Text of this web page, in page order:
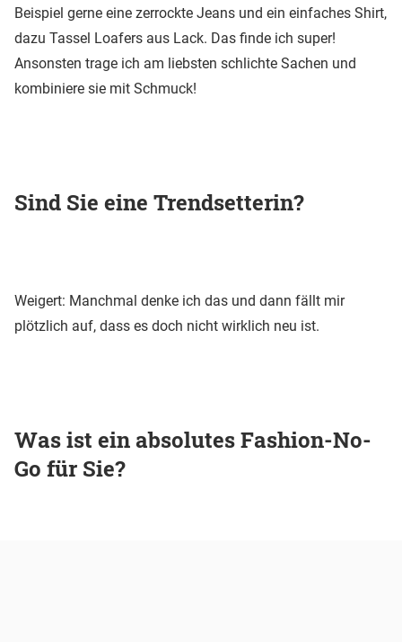
Beispiel gerne eine zerrockte Jeans und ein einfaches Shirt,
dazu Tassel Loafers aus Lack. Das finde ich super!
Ansonsten trage ich am liebsten schlichte Sachen und
kombiniere sie mit Schmuck!
Sind Sie eine Trendsetterin?
Weigert: Manchmal denke ich das und dann fällt mir
plötzlich auf, dass es doch nicht wirklich neu ist.
Was ist ein absolutes Fashion-No-
Go für Sie?